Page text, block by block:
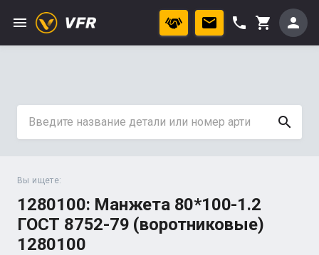
menu phone shopping_cart person
search
Вы ищете:
1280100: Манжета 80*100-1.2
ГОСТ 8752-79 (воротниковые)
1280100